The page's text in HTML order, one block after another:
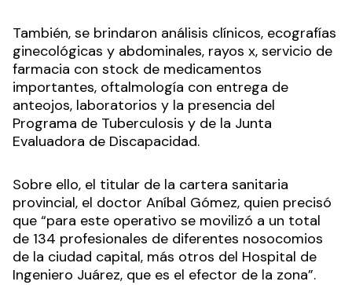
También, se brindaron análisis clínicos, ecografías
ginecológicas y abdominales, rayos x, servicio de
farmacia con stock de medicamentos
importantes, oftalmología con entrega de
anteojos, laboratorios y la presencia del
Programa de Tuberculosis y de la Junta
Evaluadora de Discapacidad.
Sobre ello, el titular de la cartera sanitaria
provincial, el doctor Aníbal Gómez, quien precisó
que “para este operativo se movilizó a un total
de 134 profesionales de diferentes nosocomios
de la ciudad capital, más otros del Hospital de
Ingeniero Juárez, que es el efector de la zona”.